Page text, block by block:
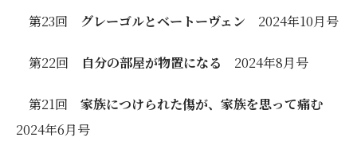
第23回 グレーゴルとベートーヴェン 2024年10月号
第22回 自分の部屋が物置になる 2024年8月号
第21回 家族につけられた傷が、家族を思って痛む
2024年6月号